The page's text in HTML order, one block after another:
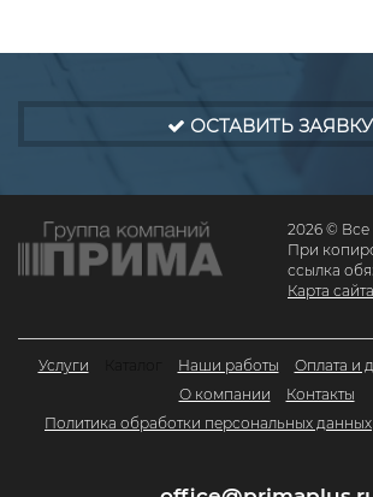
ОСТАВИТЬ ЗАЯВКУ
2026 ©
При
ссылка
Карта сайта
Услуги Наши работы Оплата и
О компании
Контакты
Политика обработки персональных данных